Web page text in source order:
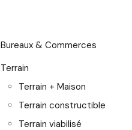
Bureaux & Commerces
Terrain
Terrain + Maison
Terrain constructible
Terrain viabilisé